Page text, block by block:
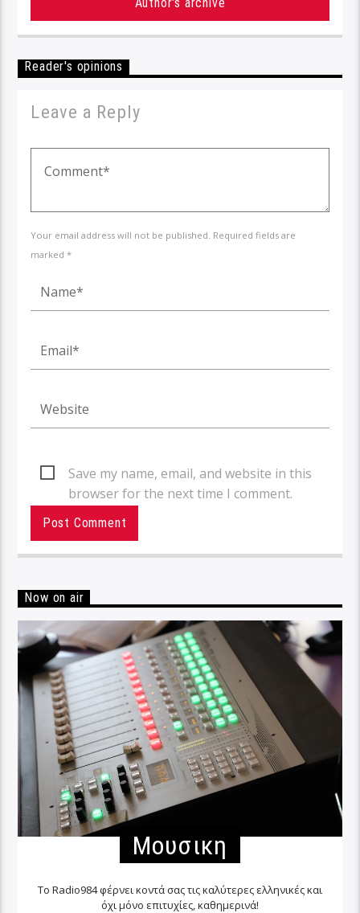
Reader's opinions
Leave a Reply
Your email address will not be published. Required fields are
marked *
Save my name, email, and website in this
browser for the next time I comment.
Now on air
Μουσικη
Το Radio984 φέρνει κοντά σας τις καλύτερες ελληνικές και
όχι μόνο επιτυχίες, καθημερινά!